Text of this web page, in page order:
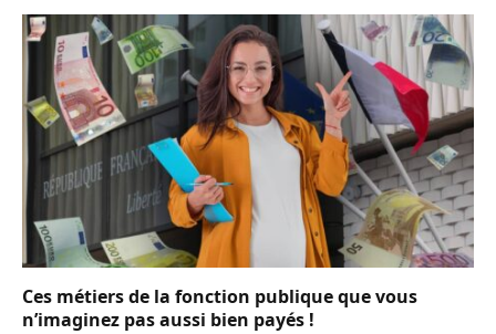
Ces métiers de la fonction publique que vous
n’imaginez pas aussi bien payés !